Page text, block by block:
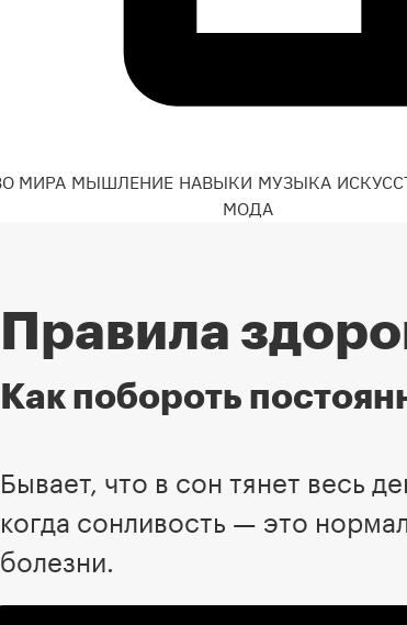
МИРА МЫШЛЕНИЕ НАВЫКИ МУЗЫКА
МОДА
Правила
Как побороть
Бывает, что в сон тянет весь
когда сонливость — это
болезни.